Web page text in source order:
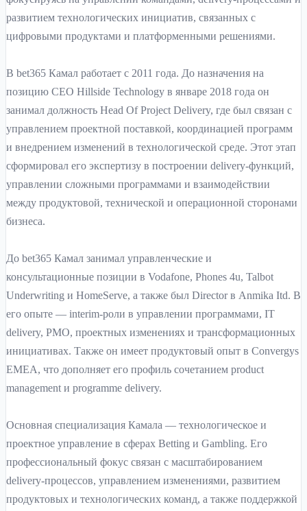
развитием технологических инициатив, связанных с
цифровыми продуктами и платформенными решениями.
В bet365 Камал работает с 2011 года. До назначения на
позицию CEO Hillside Technology в январе 2018 года он
занимал должность Head Of Project Delivery, где был связан с
управлением проектной поставкой, координацией программ
и внедрением изменений в технологической среде. Этот этап
сформировал его экспертизу в построении delivery-функций,
управлении сложными программами и взаимодействии
между продуктовой, технической и операционной сторонами
бизнеса.
До bet365 Камал занимал управленческие и
консультационные позиции в Vodafone, Phones 4u, Talbot
Underwriting и HomeServe, а также был Director в Anmika Itd. В
его опыте — interim-роли в управлении программами, IT
delivery, PMO, проектных изменениях и трансформационных
инициативах. Также он имеет продуктовый опыт в Convergys
EMEA, что дополняет его профиль сочетанием product
management и programme delivery.
Основная специализация Камала — технологическое и
проектное управление в сферах Betting и Gambling. Его
профессиональный фокус связан с масштабированием
delivery-процессов, управлением изменениями, развитием
продуктовых и технологических команд, а также поддержкой